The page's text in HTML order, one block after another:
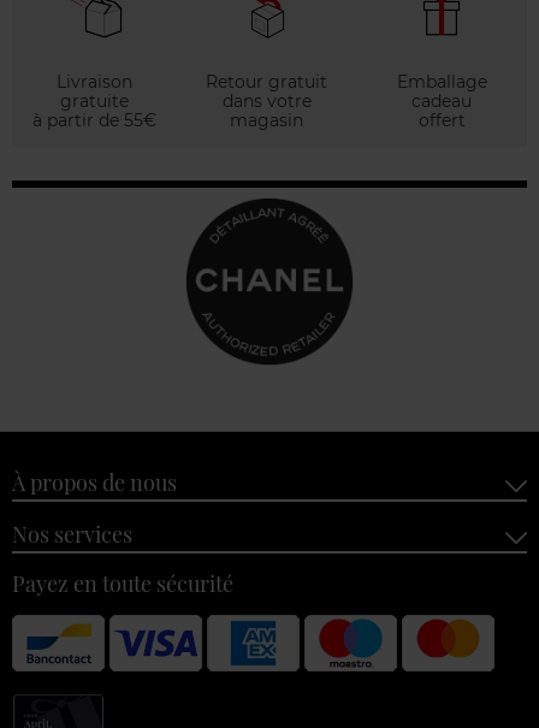
Livraison
gratuite
à partir de 55€
Retour gratuit
dans votre
magasin
Emballage
cadeau
offert
À propos de nous
Nos services
Payez en toute sécurité